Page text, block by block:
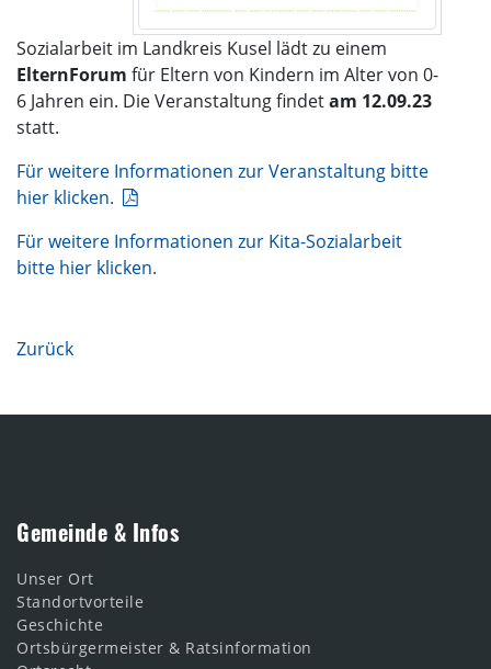
Sozialarbeit im Landkreis Kusel lädt zu einem
ElternForum für Eltern von Kindern im Alter von 0-
6 Jahren ein. Die Veranstaltung findetam 12.09.23
statt.
Für weitere Informationen zur Veranstaltung bitte
hier klicken.
Für weitere Informationen zur Kita-Sozialarbeit
bitte hier klicken.
Zurück
Gemeinde & Infos
Unser Ort
Standortvorteile
Geschichte
Ortsbürgermeister & Ratsinformation